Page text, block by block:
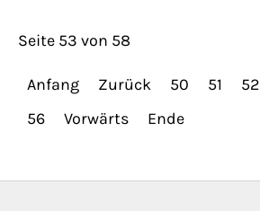
Seite 53 von 58
Anfang Zurück 50 51 52
56
Vorwärts Ende